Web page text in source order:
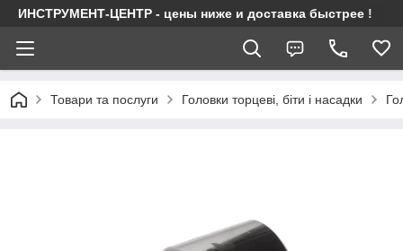
ИНСТРУМЕНТ-ЦЕНТР - цены ниже и доставка быстрее !
Товари та послуги Головки торцеві, біти і насадки